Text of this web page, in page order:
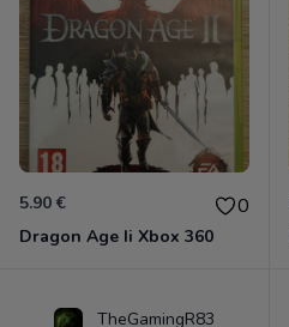
5.90 € 0
Dragon Age Ii Xbox 360
TheGamingR83